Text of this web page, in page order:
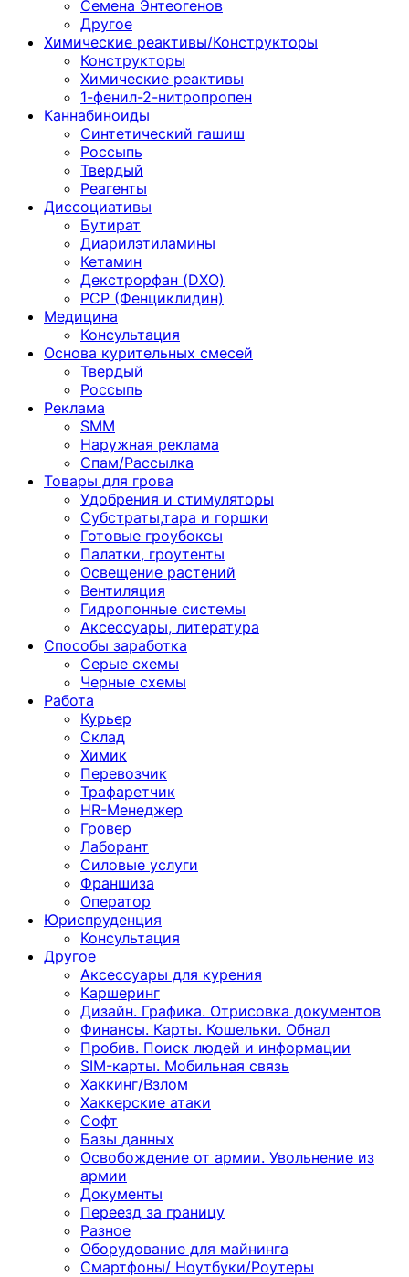
Семена Энтеогенов
Другое
Химические реактивы/Конструкторы
Конструкторы
Химические реактивы
1-фенил-2-нитропропен
Каннабиноиды
Синтетический гашиш
Россыпь
Твердый
Реагенты
Диссоциативы
Бутират
Диарилэтиламины
Кетамин
Декстрорфан (DXO)
PCP (Фенциклидин)
Медицина
Консультация
Основа курительных смесей
Твердый
Россыпь
Реклама
SMM
Наружная реклама
Спам/Рассылка
Товары для грова
Удобрения и стимуляторы
Субстраты,тара и горшки
Готовые гроубоксы
Палатки, гроутенты
Освещение растений
Вентиляция
Гидропонные системы
Аксессуары, литература
Способы заработка
Серые схемы
Черные схемы
Работа
Курьер
Склад
Химик
Перевозчик
Трафаретчик
HR-Менеджер
Гровер
Лаборант
Силовые услуги
Франшиза
Оператор
Юриспруденция
Консультация
Другoе
Аксессуары для курения
Каршеринг
Дизайн. Графика. Отрисовка документов
Финансы. Карты. Кошельки. Обнал
Пробив. Поиск людей и информации
SIM-карты. Мобильная связь
Хаккинг/Взлом
Хаккерские атаки
Софт
Базы данных
Освобождение от армии. Увольнение из
армии
Документы
Переезд за границу
Разное
Оборудование для майнинга
Смартфоны/ Ноутбуки/Роутеры